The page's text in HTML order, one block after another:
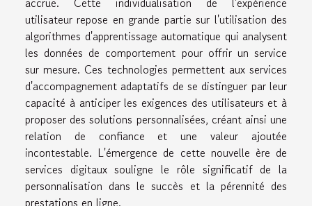
utilisateur repose en grande partie sur l'utilisation des
algorithmes d'apprentissage automatique qui analysent
les données de comportement pour offrir un service
sur mesure. Ces technologies permettent aux services
d'accompagnement adaptatifs de se distinguer par leur
capacité à anticiper les exigences des utilisateurs et à
proposer des solutions personnalisées, créant ainsi une
relation de confiance et une valeur ajoutée
incontestable. L'émergence de cette nouvelle ère de
services digitaux souligne le rôle significatif de la
personnalisation dans le succès et la pérennité des
prestations en ligne.